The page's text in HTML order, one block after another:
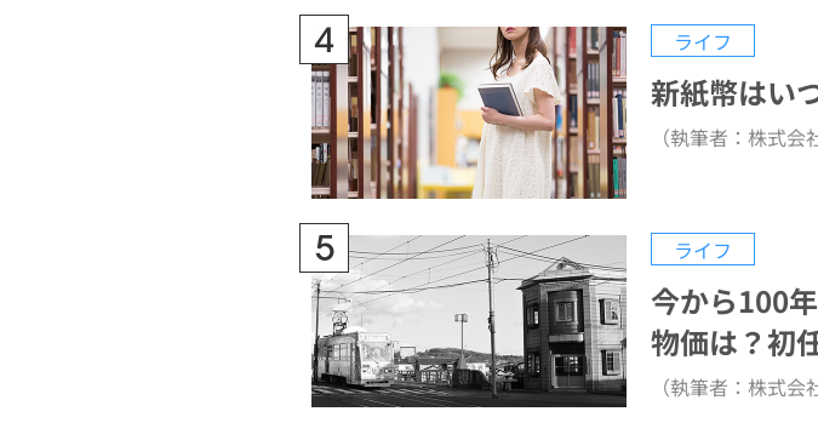
ライフ
新紙幣はい
（執筆者：株式会
ライフ
今から100
物価は？初
（執筆者：株式会